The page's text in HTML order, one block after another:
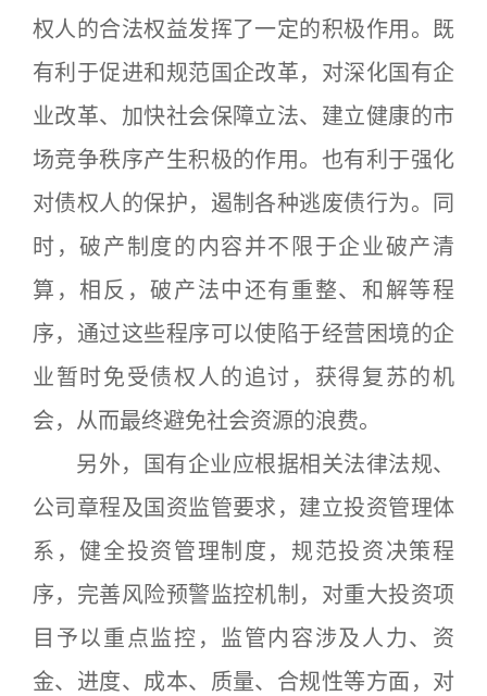
权人的合法权益发挥了一定的积极作用。既
有利于促进和规范国企改革，对深化国有企
业改革、加快社会保障立法、建立健康的市
场竞争秩序产生积极的作用。也有利于强化
对债权人的保护，遏制各种逃废债行为。同
时，破产制度的内容并不限于企业破产清
算，相反，破产法中还有重整、和解等程
序，通过这些程序可以使陷于经营困境的企
业暂时免受债权人的追讨，获得复苏的机
会，从而最终避免社会资源的浪费。
另外，国有企业应根据相关法律法规、
公司章程及国资监管要求，建立投资管理体
系，健全投资管理制度，规范投资决策程
序，完善风险预警监控机制，对重大投资项
目予以重点监控，监管内容涉及人力、资
金、进度、成本、质量、合规性等方面，对